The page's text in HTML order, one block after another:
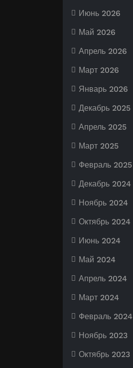
Июнь 2026
Май 2026
Апрель 2026
Март 2026
Январь 2026
Декабрь 2025
Апрель 2025
Март 2025
Февраль 2025
Декабрь 2024
Ноябрь 2024
Октябрь 2024
Июнь 2024
Май 2024
Апрель 2024
Март 2024
Февраль 2024
Ноябрь 2023
Октябрь 2023